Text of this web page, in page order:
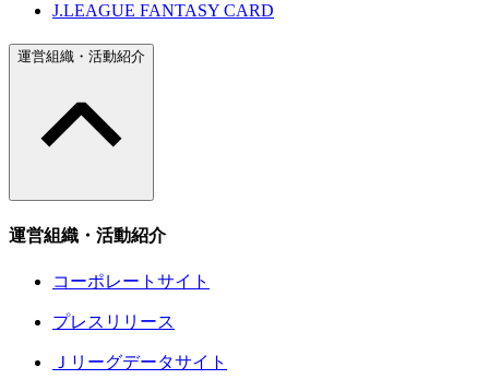
J.LEAGUE FANTASY CARD
運営組織・活動紹介
運営組織・活動紹介
コーポレートサイト
プレスリリース
Ｊリーグデータサイト